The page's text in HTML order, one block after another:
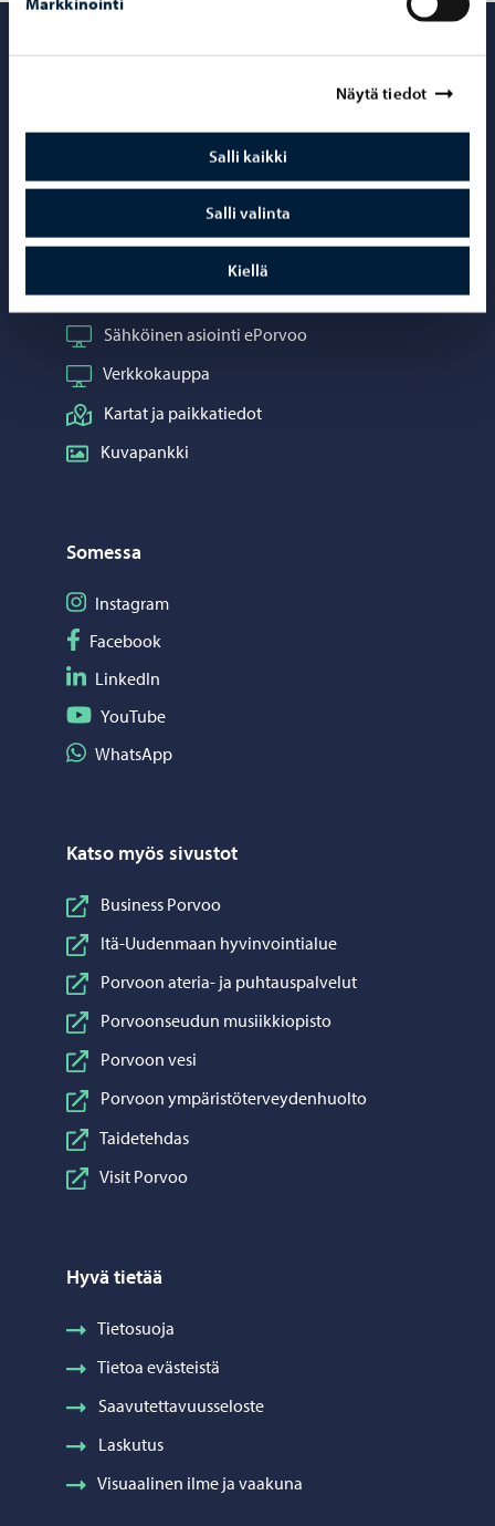
Näytä tiedot
Salli kaikki
Salli valinta
Kiellä
Yhteystietohakemisto
Sähköinen asiointi ePorvoo
Verkkokauppa
Kartat ja paikkatiedot
Kuvapankki
Somessa
Seuraa Instagram
Instagram
Seuraa Facebook
Facebook
Seuraa LinkedIn
LinkedIn
Seuraa YouTube
YouTube
Jaa WhatsApp
WhatsApp
Katso myös sivustot
Business Porvoo
Itä-Uudenmaan hyvinvointialue
Porvoon ateria- ja puhtauspalvelut
Porvoonseudun musiikkiopisto
Porvoon vesi
Porvoon ympäristöterveydenhuolto
Taidetehdas
Visit Porvoo
Hyvä tietää
Tietosuoja
Tietoa evästeistä
Saavutettavuusseloste
Laskutus
Visuaalinen ilme ja vaakuna